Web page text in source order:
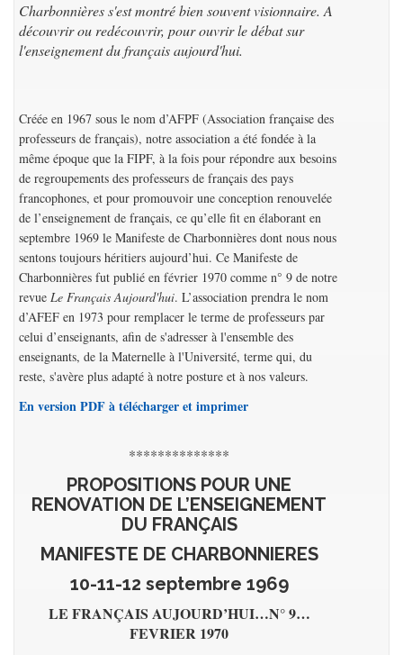
Charbonnières s'est montré bien souvent visionnaire. A
découvrir ou redécouvrir, pour ouvrir le débat sur
l'enseignement du français aujourd'hui.
Créée en 1967 sous le nom d’AFPF (Association française des
professeurs de français), notre association a été fondée à la
même époque que la FIPF, à la fois pour répondre aux besoins
de regroupements des professeurs de français des pays
francophones, et pour promouvoir une conception renouvelée
de l’enseignement de français, ce qu’elle fit en élaborant en
septembre 1969 le Manifeste de Charbonnières dont nous nous
sentons toujours héritiers aujourd’hui. Ce Manifeste de
Charbonnières fut publié en février 1970 comme n° 9 de notre
revue Le Français Aujourd'hui. L’association prendra le nom
d’AFEF en 1973 pour remplacer le terme de professeurs par
celui d’enseignants, afin de s'adresser à l'ensemble des
enseignants, de la Maternelle à l'Université, terme qui, du
reste, s'avère plus adapté à notre posture et à nos valeurs.
En version PDF à télécharger et imprimer
**************
PROPOSITIONS POUR UNE
RENOVATION DE L’ENSEIGNEMENT
DU FRANÇAIS
MANIFESTE DE CHARBONNIERES
10-11-12 septembre 1969
LE FRANÇAIS AUJOURD’HUI…N° 9…
FEVRIER 1970